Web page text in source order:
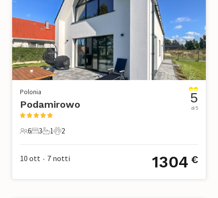
Polonia
Podamirowo
6 Ospiti
6
3 Camere da letto
3
1 Bagno
1
2 Animali domestici
2
5
di 5
10 ott • 7 notti 1304 €